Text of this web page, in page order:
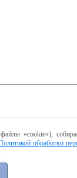
«cookie»),
обработки